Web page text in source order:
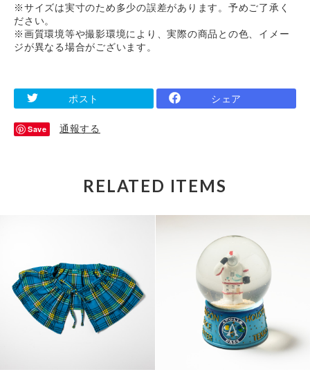
※サイズは実寸のため多少の誤差があります。予めご了承く
ださい。
※画質環境等や撮影環境により、実際の商品との色、イメー
ジが異なる場合がございます。
ポスト シェア
Save 通報する
RELATED ITEMS